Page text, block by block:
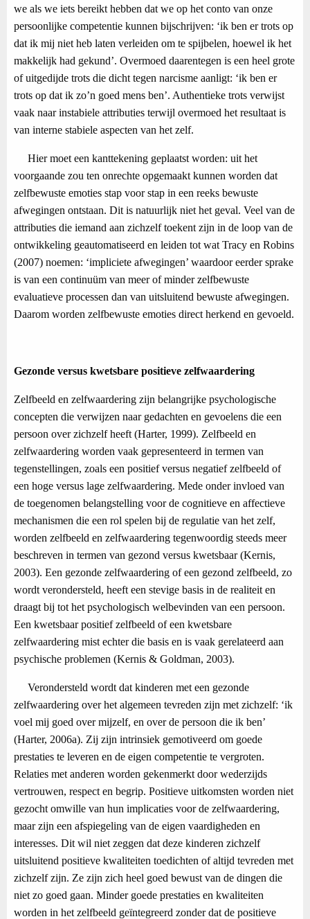
we als we iets bereikt hebben dat we op het conto van onze
persoonlijke competentie kunnen bijschrijven: ‘ik ben er trots op
dat ik mij niet heb laten verleiden om te spijbelen, hoewel ik het
makkelijk had gekund’. Overmoed daarentegen is een heel grote
of uitgedijde trots die dicht tegen narcisme aanligt: ‘ik ben er
trots op dat ik zo’n goed mens ben’. Authentieke trots verwijst
vaak naar instabiele attributies terwijl overmoed het resultaat is
van interne stabiele aspecten van het zelf.
Hier moet een kanttekening geplaatst worden: uit het
voorgaande zou ten onrechte opgemaakt kunnen worden dat
zelfbewuste emoties stap voor stap in een reeks bewuste
afwegingen ontstaan. Dit is natuurlijk niet het geval. Veel van de
attributies die iemand aan zichzelf toekent zijn in de loop van de
ontwikkeling geautomatiseerd en leiden tot wat Tracy en Robins
(2007) noemen: ‘impliciete afwegingen’ waardoor eerder sprake
is van een continuüm van meer of minder zelfbewuste
evaluatieve processen dan van uitsluitend bewuste afwegingen.
Daarom worden zelfbewuste emoties direct herkend en gevoeld.
Gezonde versus kwetsbare positieve zelfwaardering
Zelfbeeld en zelfwaardering zijn belangrijke psychologische
concepten die verwijzen naar gedachten en gevoelens die een
persoon over zichzelf heeft (Harter, 1999). Zelfbeeld en
zelfwaardering worden vaak gepresenteerd in termen van
tegenstellingen, zoals een positief versus negatief zelfbeeld of
een hoge versus lage zelfwaardering. Mede onder invloed van
de toegenomen belangstelling voor de cognitieve en affectieve
mechanismen die een rol spelen bij de regulatie van het zelf,
worden zelfbeeld en zelfwaardering tegenwoordig steeds meer
beschreven in termen van gezond versus kwetsbaar (Kernis,
2003). Een gezonde zelfwaardering of een gezond zelfbeeld, zo
wordt verondersteld, heeft een stevige basis in de realiteit en
draagt bij tot het psychologisch welbevinden van een persoon.
Een kwetsbaar positief zelfbeeld of een kwetsbare
zelfwaardering mist echter die basis en is vaak gerelateerd aan
psychische problemen (Kernis & Goldman, 2003).
Verondersteld wordt dat kinderen met een gezonde
zelfwaardering over het algemeen tevreden zijn met zichzelf: ‘ik
voel mij goed over mijzelf, en over de persoon die ik ben’
(Harter, 2006a). Zij zijn intrinsiek gemotiveerd om goede
prestaties te leveren en de eigen competentie te vergroten.
Relaties met anderen worden gekenmerkt door wederzijds
vertrouwen, respect en begrip. Positieve uitkomsten worden niet
gezocht omwille van hun implicaties voor de zelfwaardering,
maar zijn een afspiegeling van de eigen vaardigheden en
interesses. Dit wil niet zeggen dat deze kinderen zichzelf
uitsluitend positieve kwaliteiten toedichten of altijd tevreden met
zichzelf zijn. Ze zijn zich heel goed bewust van de dingen die
niet zo goed gaan. Minder goede prestaties en kwaliteiten
worden in het zelfbeeld geïntegreerd zonder dat de positieve